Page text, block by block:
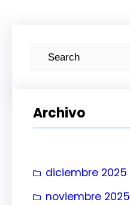
Archivo
diciembre 2025
noviembre 2025